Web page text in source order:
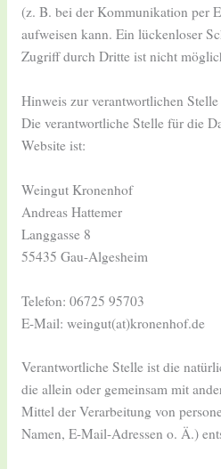
(z. B. bei der Kommunikation per
aufweisen kann. Ein lückenloser
Zugriff durch Dritte ist nicht
Hinweis zur verantwortlichen Stelle
Die verantwortliche Stelle für die
Website ist:
Weingut Kronenhof
Andreas Hattemer
Langgasse 8
55435 Gau-Algesheim
Telefon: 06725 95703
E-Mail: weingut(at)kronenhof.de
Verantwortliche Stelle ist die
die allein oder gemeinsam mit
Mittel der Verarbeitung von
Namen, E-Mail-Adressen o. Ä.)